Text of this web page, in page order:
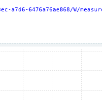
6476a76ae868/W/